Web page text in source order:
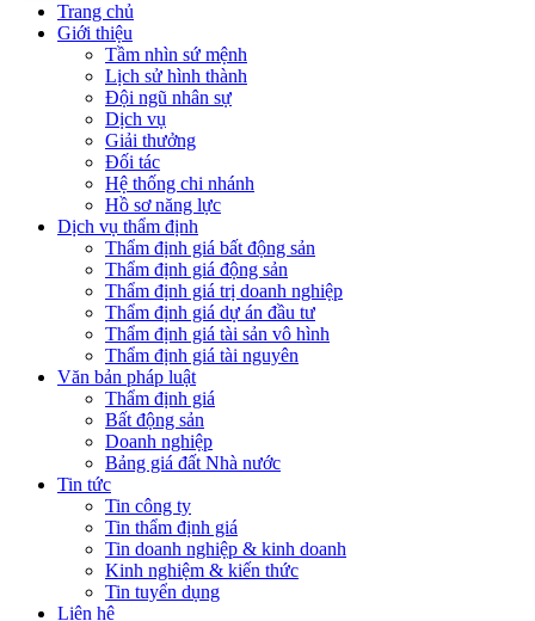
Trang chủ
Giới thiệu
Tầm nhìn sứ mệnh
Lịch sử hình thành
Đội ngũ nhân sự
Dịch vụ
Giải thưởng
Đối tác
Hệ thống chi nhánh
Hồ sơ năng lực
Dịch vụ thẩm định
Thẩm định giá bất động sản
Thẩm định giá động sản
Thẩm định giá trị doanh nghiệp
Thẩm định giá dự án đầu tư
Thẩm định giá tài sản vô hình
Thẩm định giá tài nguyên
Văn bản pháp luật
Thẩm định giá
Bất động sản
Doanh nghiệp
Bảng giá đất Nhà nước
Tin tức
Tin công ty
Tin thẩm định giá
Tin doanh nghiệp & kinh doanh
Kinh nghiệm & kiến thức
Tin tuyển dụng
Liên hệ